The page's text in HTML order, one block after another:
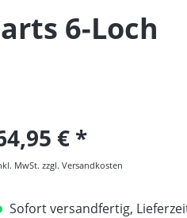
6-Loch
€
MwSt. zzgl. Versandkosten
Sofort versandfertig,